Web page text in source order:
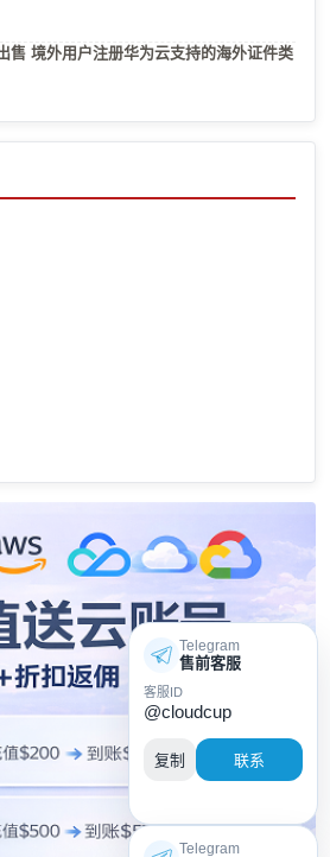
售 境外用户注册华为云支持的海外证件类
Telegram
售前客服
客服ID
@cloudcup
复制 联系
Telegram